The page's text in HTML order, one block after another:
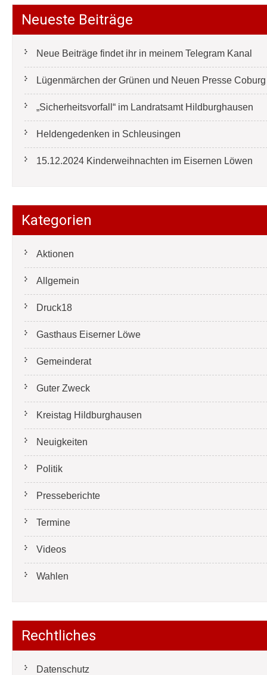
Neueste Beiträge
Neue Beiträge findet ihr in meinem Telegram Kanal
Lügenmärchen der Grünen und Neuen Presse
„Sicherheitsvorfall“ im Landratsamt Hildburghausen
Heldengedenken in Schleusingen
15.12.2024 Kinderweihnachten im Eisernen Löwen
Kategorien
Aktionen
Allgemein
Druck18
Gasthaus Eiserner Löwe
Gemeinderat
Guter Zweck
Kreistag Hildburghausen
Neuigkeiten
Politik
Presseberichte
Termine
Videos
Wahlen
Rechtliches
Datenschutz